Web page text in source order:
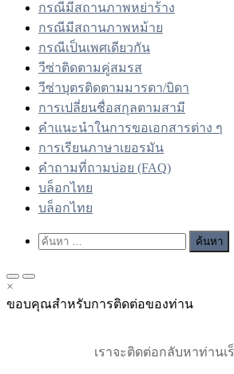
กรณีมีสถานภาพหย่าร้าง
กรณีมีสถานภาพหม้าย
กรณีเป็นเพศเดียวกัน
วีซ่าติดตามคู่สมรส
วีซ่าบุตรติดตามมารดา/บิดา
การเปลี่ยนชื่อสกุลตามสามี
คำแนะนำในการขอเอกสารต่าง ๆ
การเรียนภาษาเยอรมัน
คำถามที่ถามบ่อย (FAQ)
บล็อกไทย
บล็อกไทย
Show
Search
ค้นหา
Primary
for
Primary
for
×
ขอบคุณสำหรับการติดต่อของท่าน
เราจะติดต่อกลับหาท่านเ